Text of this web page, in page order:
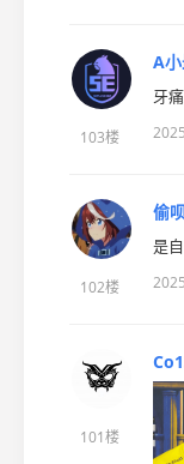
103楼
A
牙
102楼
偷
是
101楼